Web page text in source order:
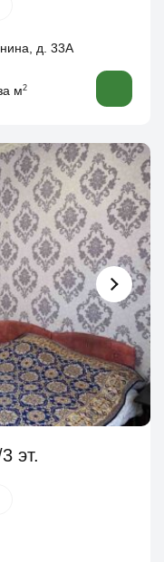
д. 33А
м2
эт.